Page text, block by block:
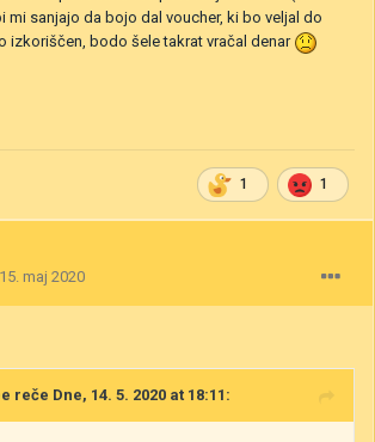
mi sanjajo da bojo dal voucher, ki bo veljal do
izkoriščen, bodo šele takrat vračal denar
1 1
15. maj 2020
reče Dne, 14. 5. 2020 at 18:11: